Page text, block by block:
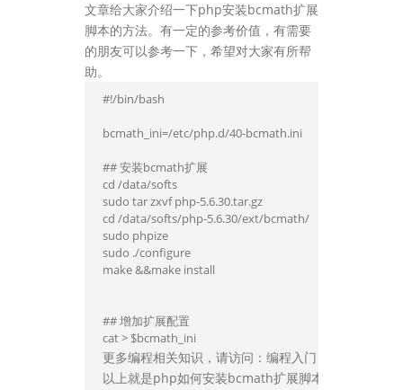
文章给大家介绍一下php安装bcmath扩展
脚本的方法。有一定的参考价值，有需要
的朋友可以参考一下，希望对大家有所帮
助。
#!/bin/bash
bcmath_ini=/etc/php.d/40-bcmath.ini
## 安装bcmath扩展
cd /data/softs
sudo tar zxvf php-5.6.30.tar.gz
cd /data/softs/php-5.6.30/ext/bcmath/
sudo phpize
sudo ./configure
make &&make install
## 增加扩展配置
cat > $bcmath_ini
更多编程相关知识，请访问：编程入门！！
以上就是php如何安装bcmath扩展脚本？（附代码